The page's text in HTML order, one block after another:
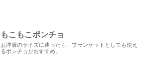
もこもこポンチョ
お洋服のサイズに迷ったら、ブランケットとしても使え
るポンチョがおすすめ。